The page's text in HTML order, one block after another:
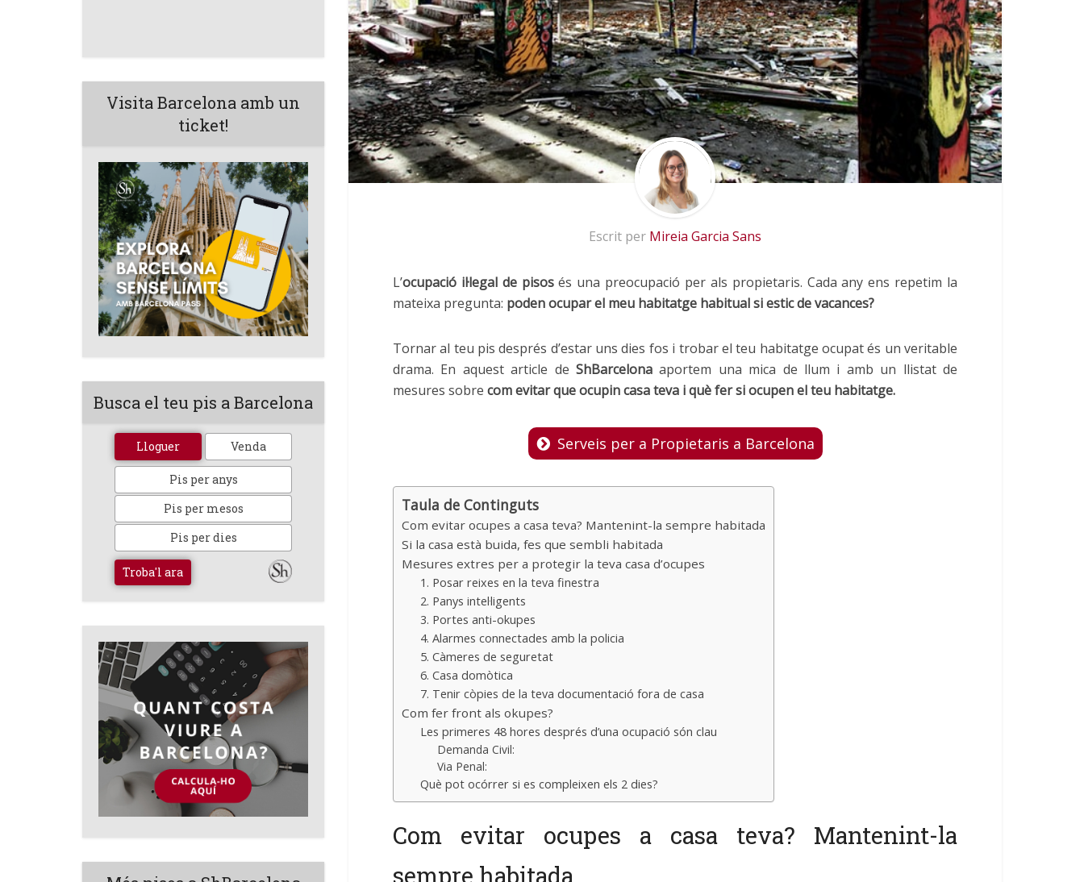
Visita Barcelona amb un
ticket!
Busca el teu pis a Barcelona
Lloguer Venda
Pis per anys
Pis per mesos
Pis per dies
Troba'l ara
Escrit per Mireia Garcia Sans
L’ocupació il·legal de pisosés una preocupació per als propietaris. Cada any ens repetim la
mateixa pregunta: poden ocupar el meu habitatge habitual si estic de vacances?
Tornar al teu pis després d’estar uns dies fos i trobar el teu habitatge ocupat és un veritable
drama. En aquest article de ShBarcelona aportem una mica de llum i amb un llistat de
mesures sobre com evitar que ocupin casa teva i què fer si ocupen el teu habitatge.
Serveis per a Propietaris a Barcelona
Taula de Continguts
Com evitar ocupes a casa teva? Mantenint-la sempre habitada
Si la casa està buida, fes que sembli habitada
Mesures extres per a protegir la teva casa d’ocupes
1. Posar reixes en la teva finestra
2. Panys intel·ligents
3. Portes anti-okupes
4. Alarmes connectades amb la policia
5. Càmeres de seguretat
6. Casa domòtica
7. Tenir còpies de la teva documentació fora de casa
Com fer front als okupes?
Les primeres 48 hores després d’una ocupació són clau
Demanda Civil:
Via Penal:
Què pot ocórrer si es compleixen els 2 dies?
Com evitar ocupes a casa teva? Mantenint-la
sempre habitada